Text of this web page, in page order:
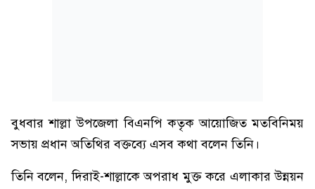
বুধবার শাল্লা উপজেলা বিএনপি কতৃক আয়োজিত মতবিনিময়
সভায় প্রধান অতিথির বক্তব্যে এসব কথা বলেন তিনি।
তিনি বলেন, দিরাই-শাল্লাকে অপরাধ মুক্ত করে এলাকার উন্নয়ন